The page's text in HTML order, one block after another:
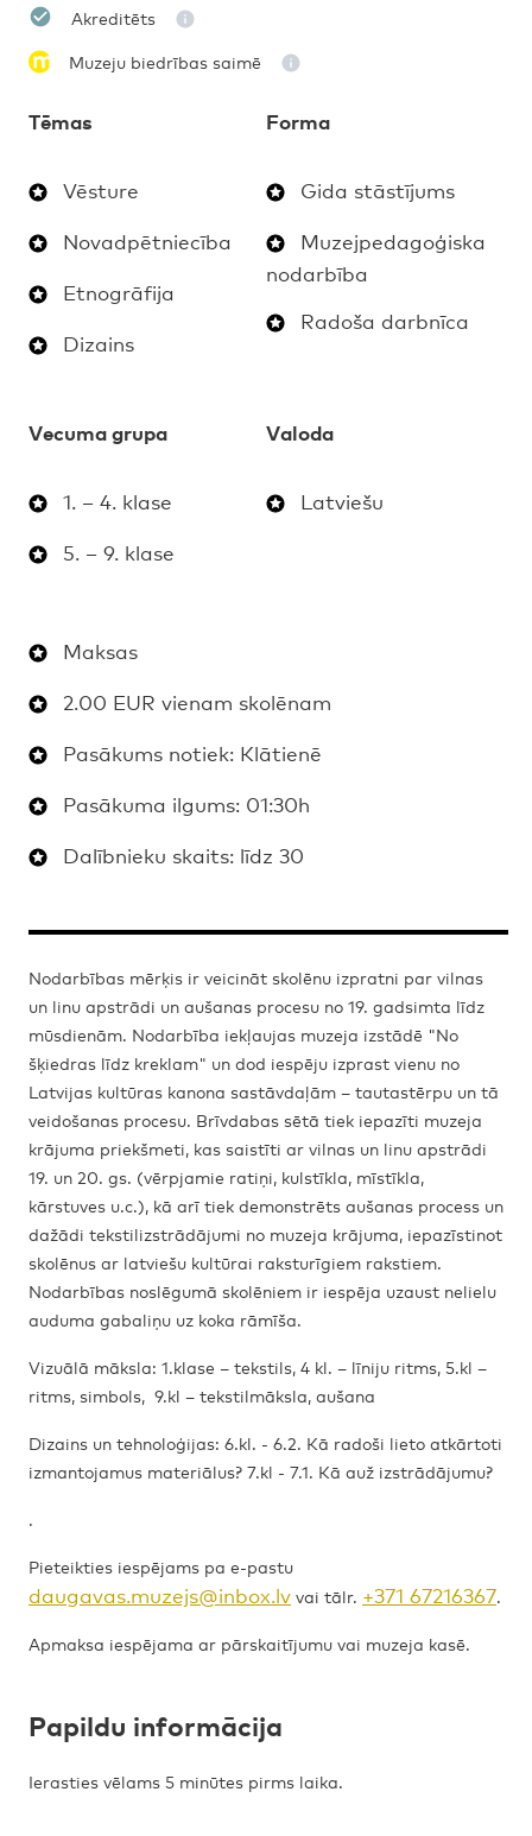
Akreditēts
Muzeju biedrības saimē
Tēmas
Vēsture
Novadpētniecība
Etnogrāfija
Dizains
Forma
Gida stāstījums
Muzejpedagoģiska
nodarbība
Radoša darbnīca
Vecuma grupa
1. – 4. klase
5. – 9. klase
Valoda
Latviešu
Maksas
2.00 EUR vienam skolēnam
Pasākums notiek: Klātienē
Pasākuma ilgums: 01:30h
Dalībnieku skaits: līdz 30
Nodarbības mērķis ir veicināt skolēnu izpratni par vilnas
un linu apstrādi un aušanas procesu no 19. gadsimta līdz
mūsdienām. Nodarbība iekļaujas muzeja izstādē "No
šķiedras līdz kreklam" un dod iespēju izprast vienu no
Latvijas kultūras kanona sastāvdaļām – tautastērpu un tā
veidošanas procesu. Brīvdabas sētā tiek iepazīti muzeja
krājuma priekšmeti, kas saistīti ar vilnas un linu apstrādi
19. un 20. gs. (vērpjamie ratiņi, kulstīkla, mīstīkla,
kārstuves u.c.), kā arī tiek demonstrēts aušanas process un
dažādi tekstilizstrādājumi no muzeja krājuma, iepazīstinot
skolēnus ar latviešu kultūrai raksturīgiem rakstiem.
Nodarbības noslēgumā skolēniem ir iespēja uzaust nelielu
auduma gabaliņu uz koka rāmīša.
Vizuālā māksla: 1.klase – tekstils, 4 kl. – līniju ritms, 5.kl –
ritms, simbols, 9.kl – tekstilmāksla, aušana
Dizains un tehnoloģijas: 6.kl. - 6.2. Kā radoši lieto atkārtoti
izmantojamus materiālus? 7.kl - 7.1. Kā auž izstrādājumu?
Pieteikties iespējams pa e-pastu
daugavas.muzejs@inbox.lv vai tālr. +371 67216367
Apmaksa iespējama ar pārskaitījumu vai muzeja kasē.
Papildu informācija
Ierasties vēlams 5 minūtes pirms laika.